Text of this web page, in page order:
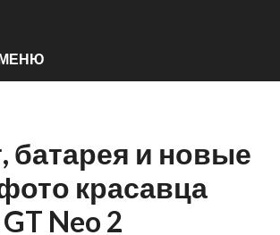
батарея и новые
красавца
Neo 2